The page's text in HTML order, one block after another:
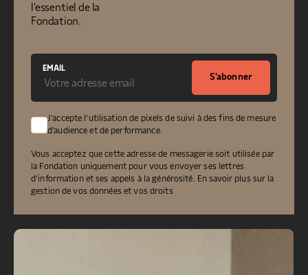
l'essentiel de la
Fondation.
EMAIL
S'abonner
J'accepte l'utilisation de pixels de suivi à des fins de mesure
d'audience et de performance.
Vous acceptez que cette adresse de messagerie soit utilisée par
la Fondation uniquement pour vous envoyer ses lettres
d’information et ses appels à la générosité. En savoir plus sur la
gestion de vos données et vos droits